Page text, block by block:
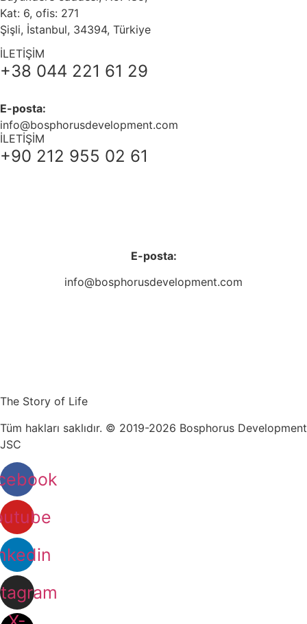
Kat: 6, ofis: 271
Şişli, İstanbul, 34394, Türkiye
İLETİŞİM
+38 044 221 61 29
E-posta:
info@bosphorusdevelopment.com
İLETİŞİM
+90 212 955 02 61
E-posta:
info@bosphorusdevelopment.com
The Story of Life
Tüm hakları saklıdır. © 2019-2026 Bosphorus Development
JSC